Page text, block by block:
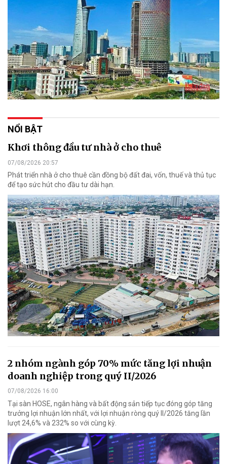
NỔI BẬT
Khơi thông đầu tư nhà ở cho thuê
07/08/2026 20:57
Phát triển nhà ở cho thuê cần đồng bộ đất đai, vốn, thuế và thủ tục
để tạo sức hút cho đầu tư dài hạn.
2 nhóm ngành góp 70% mức tăng lợi nhuận
doanh nghiệp trong quý II/2026
07/08/2026 16:00
Tại sàn HOSE, ngân hàng và bất động sản tiếp tục đóng góp tăng
trưởng lợi nhuận lớn nhất, với lợi nhuận ròng quý II/2026 tăng lần
lượt 24,6% và 232% so với cùng kỳ.